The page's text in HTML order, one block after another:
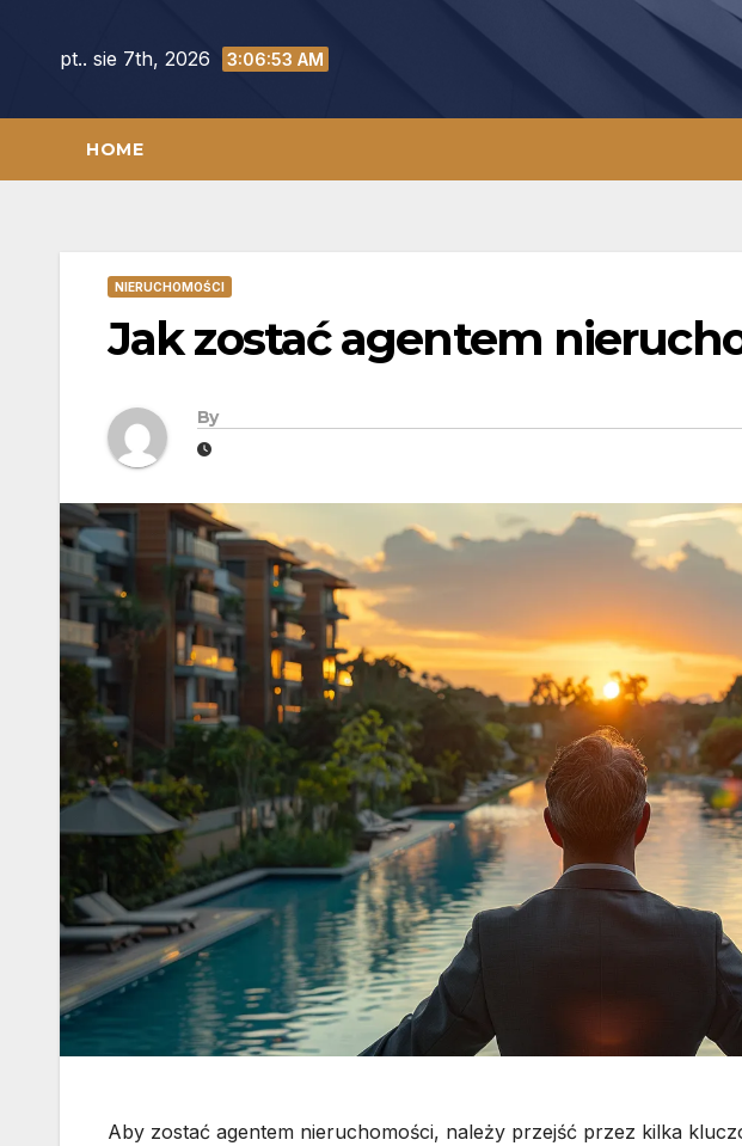
pt.. sie 7th, 2026 3:06:54 AM
HOME
NIERUCHOMOŚCI
Jak zostać agentem
By
Aby zostać agentem nieruchomości, należy przejść przez kilka